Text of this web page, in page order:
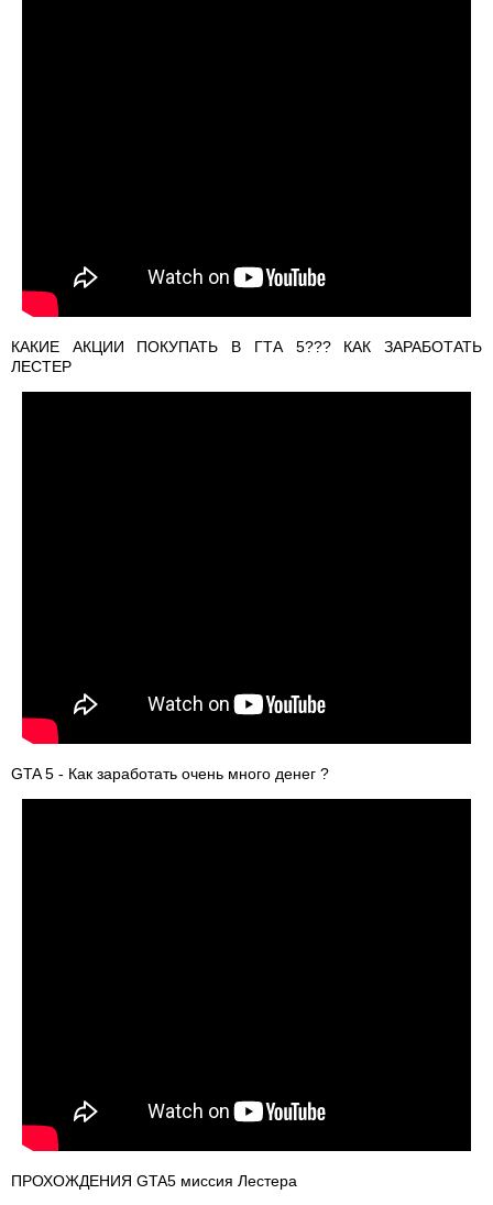
КАКИЕ АКЦИИ ПОКУПАТЬ В ГТА 5??? КАК ЗАРАБОТАТЬ
ЛЕСТЕР
GTA 5 - Как заработать очень много денег ?
ПРОХОЖДЕНИЯ GTA5 миссия Лестера